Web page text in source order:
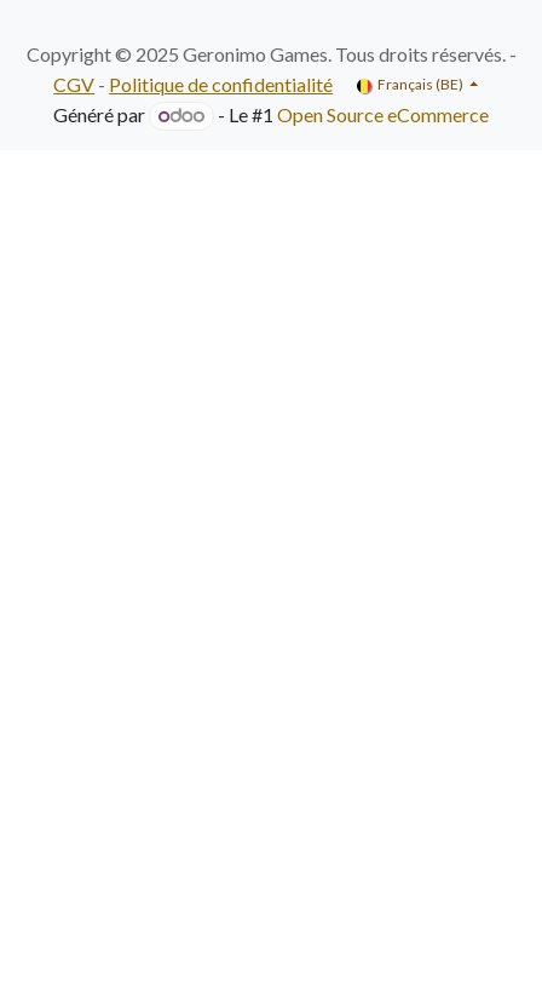
Copyright © 2025 Geronimo Games. Tous droits réservés. -
CGV - Politique de confidentialité Français (BE)
Généré par - Le #1Open Source eCommerce